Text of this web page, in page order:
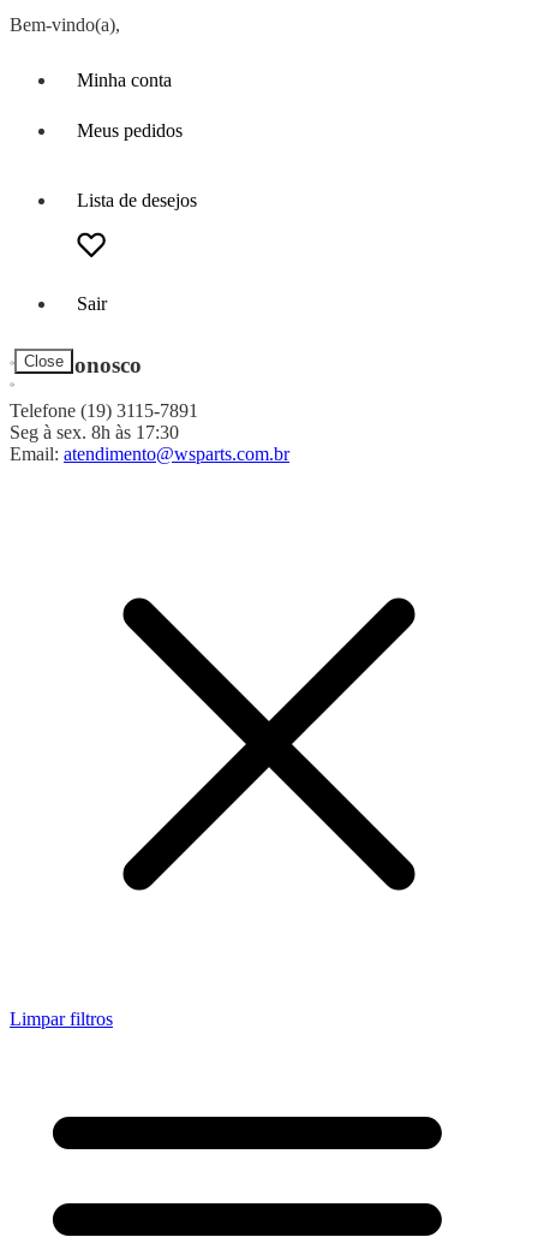
Bem-vindo(a),
Minha conta
Meus pedidos
Lista de desejos
Sair
Close
Fale Conosco
Telefone (19) 3115-7891
Seg à sex. 8h às 17:30
Email: atendimento@wsparts.com.br
Limpar filtros